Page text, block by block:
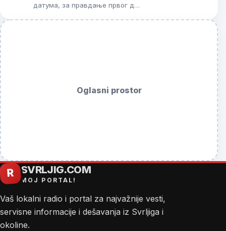
датума, за правдање првог д…
Oglasni prostor
R SVRLJIG.COM
MOJ PORTAL!
Vaš lokalni radio i portal za najvažnije vesti,
servisne informacije i dešavanja iz Svrljiga i
okoline.